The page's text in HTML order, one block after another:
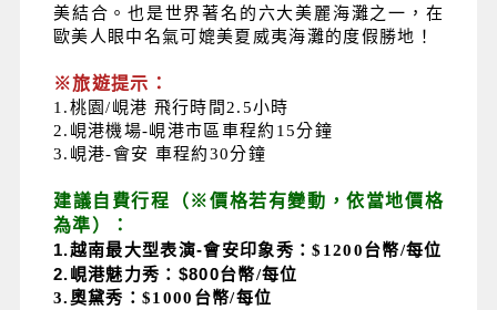
美結合。也是世界著名的六大美麗海灘之一，在
歐美人眼中名氣可媲美夏威夷海灘的度假勝地！
※旅遊提示：
1.桃園/峴港 飛行時間2.5小時
2.峴港機場-峴港市區車程約15分鐘
3.峴港-會安 車程約30分鐘
建議自費行程（※價格若有變動，依當地價格
為準）：
1.越南最大型表演-會安印象秀：$1200台幣/每位
2.峴港魅力秀：$800台幣/每位
3.奧黛秀：$1000台幣/每位